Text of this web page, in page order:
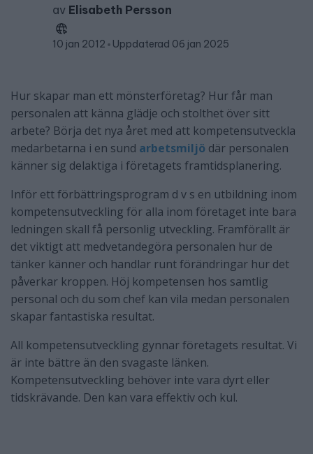
av Elisabeth Persson
10 jan 2012 Uppdaterad 06 jan 2025
Hur skapar man ett mönsterföretag? Hur får man
personalen att känna glädje och stolthet över sitt
arbete? Börja det nya året med att kompetensutveckla
medarbetarna i en sund arbetsmiljö där personalen
känner sig delaktiga i företagets framtidsplanering.
Inför ett förbättringsprogram d v s en utbildning inom
kompetensutveckling för alla inom företaget inte bara
ledningen skall få personlig utveckling. Framförallt är
det viktigt att medvetandegöra personalen hur de
tänker känner och handlar runt förändringar hur det
påverkar kroppen. Höj kompetensen hos samtlig
personal och du som chef kan vila medan personalen
skapar fantastiska resultat.
All kompetensutveckling gynnar företagets resultat. Vi
är inte bättre än den svagaste länken.
Kompetensutveckling behöver inte vara dyrt eller
tidskrävande. Den kan vara effektiv och kul.